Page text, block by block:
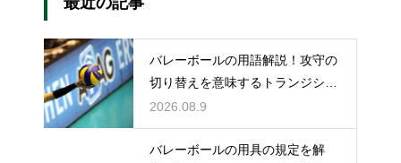
バレーボールの用語解説！攻守の
切り替えを意味するトランジショ
ンとは
2026.08.9
バレーボールの用具の規定を解